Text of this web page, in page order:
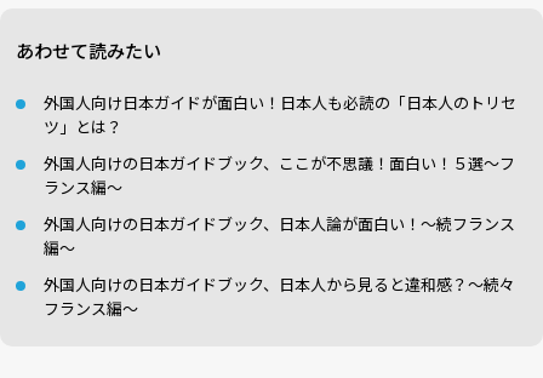
あわせて読みたい
外国人向け日本ガイドが面白い！日本人も必読の「日本人のトリセ
ツ」とは？
外国人向けの日本ガイドブック、ここが不思議！面白い！５選～フ
ランス編～
外国人向けの日本ガイドブック、日本人論が面白い！～続フランス
編～
外国人向けの日本ガイドブック、日本人から見ると違和感？～続々
フランス編～